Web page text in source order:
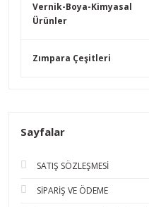
Vernik-Boya-Kimyasal
Ürünler
Zımpara Çeşitleri
Sayfalar
SATIŞ SÖZLEŞMESİ
SİPARİŞ VE ÖDEME